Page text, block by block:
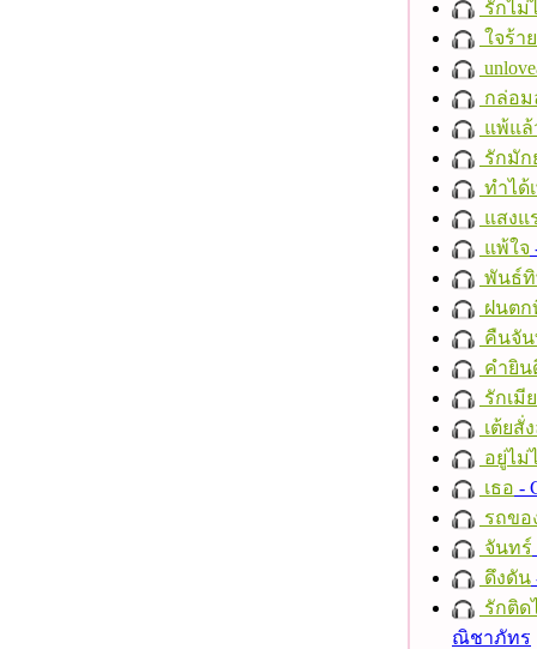
รักไม่
ใจร้าย
กล่อม
แพ้แล้
รักมัก
ทำได้
แสงแ
แพ้ใจ
พันธ์
ฝนตก
คืนจั
คำยิน
รักเมี
เต้ยสั่
อยู่ไม่
เธอ -
รถขอ
จันทร์
ดึงดัน
รักติด
ณิชาภัทร